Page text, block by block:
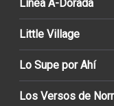
Línea A-Dorada
Little Village
Lo Supe por Ahí
Los Versos de